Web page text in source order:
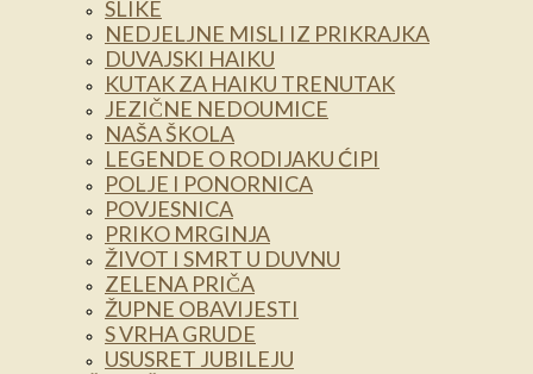
SLIKE
NEDJELJNE MISLI IZ PRIKRAJKA
DUVAJSKI HAIKU
KUTAK ZA HAIKU TRENUTAK
JEZIČNE NEDOUMICE
NAŠA ŠKOLA
LEGENDE O RODIJAKU ĆIPI
POLJE I PONORNICA
POVJESNICA
PRIKO MRGINJA
ŽIVOT I SMRT U DUVNU
ZELENA PRIČA
ŽUPNE OBAVIJESTI
S VRHA GRUDE
USUSRET JUBILEJU